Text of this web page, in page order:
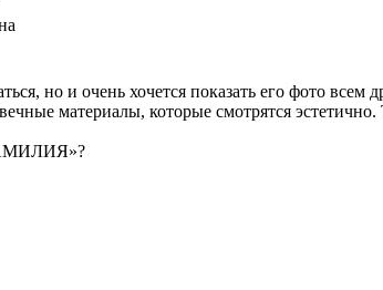
но и очень хочется показать его фото всем
материалы, которые смотрятся